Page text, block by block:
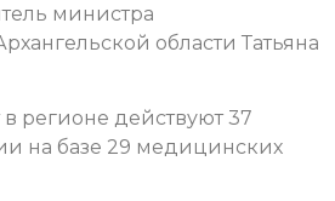
министра
области Татьяна
регионе действуют 37
на базе 29 медицинских